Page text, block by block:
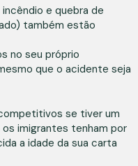
incêndio e quebra de
também estão
no seu próprio
que o acidente seja
se tiver um
imigrantes tenham por
a idade da sua carta